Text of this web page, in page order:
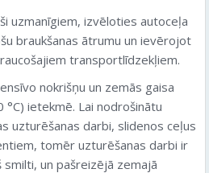
uzmanīgiem, izvēloties autoceļa
braukšanas ātrumu un ievērojot
transportlīdzekļiem.
nokrišņu un zemās gaisa
ietekmē. Lai nodrošinātu
uzturēšanas darbi, slidenos ceļus
tomēr uzturēšanas darbi ir
un pašreizējā zemajā